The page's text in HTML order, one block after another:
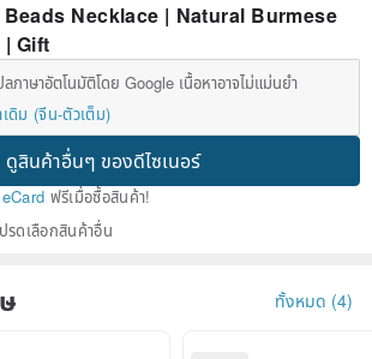
Necklace | Natural Burmese
Gift
ภาษาอัตโนมัติโดย Google เนื้อหาอาจไม่แม่นยำ
ดิม (จีน-ตัวเต็ม)
ดูสินค้าอื่นๆ ของดีไซเนอร์
eCard ฟรีเมื่อซื้อสินค้า!
รดเลือกสินค้าอื่น
ทั้งหมด (4)